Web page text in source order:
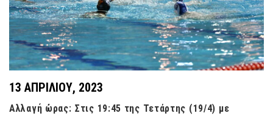
13 ΑΠΡΙΛΊΟΥ, 2023
Αλλαγή ώρας: Στις 19:45 της Τετάρτης (19/4) με